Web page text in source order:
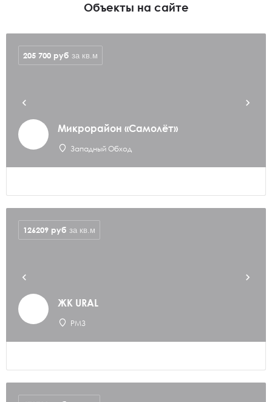
Объекты на сайте
Микрорайон «Самолёт»
Западный Обход
205 700 руб за кв.м
ЖК URAL
РМЗ
126209 руб за кв.м